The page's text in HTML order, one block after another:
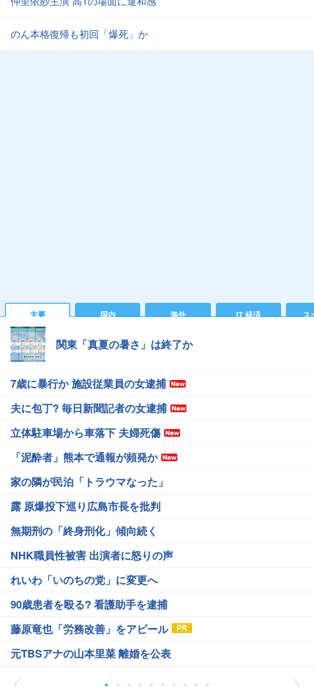
のん本格復帰も初回「爆死」か
主要 国内 海外 IT 経済 ス
関東「真夏の暑さ」は終了か
7歳に暴行か 施設従業員の女逮捕
夫に包丁? 毎日新聞記者の女逮捕
立体駐車場から車落下 夫婦死傷
「泥酔者」熊本で通報が頻発か
家の隣が民泊「トラウマなった」
露 原爆投下巡り広島市長を批判
無期刑の「終身刑化」傾向続く
NHK職員性被害 出演者に怒りの声
れいわ「いのちの党」に変更へ
90歳患者を殴る? 看護助手を逮捕
藤原竜也「労務改善」をアピール
元TBSアナの山本里菜 離婚を公表